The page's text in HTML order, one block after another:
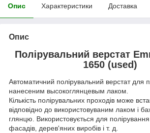
Опис Характеристики Доставка
Опис
Полірувальний верстат
1650 (used)
Автоматичний полірувальний верстат для
нанесеним высокоглянцевым лаком.
Кількість полірувальних проходів може
відповідно до використовуваним лаком і
глянцю. Використовується для
фасадів, дерев'яних виробів і т. д.